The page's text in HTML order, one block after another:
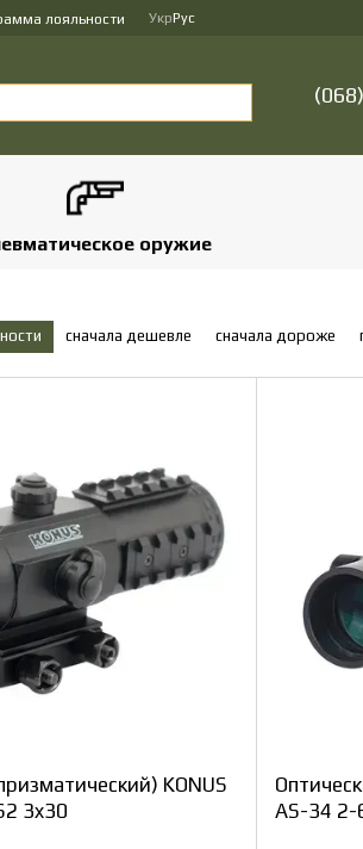
лояльности УкрРус
оружие
сначала дешевле сначала дороже
KONUS
3x30
AS-34 2-